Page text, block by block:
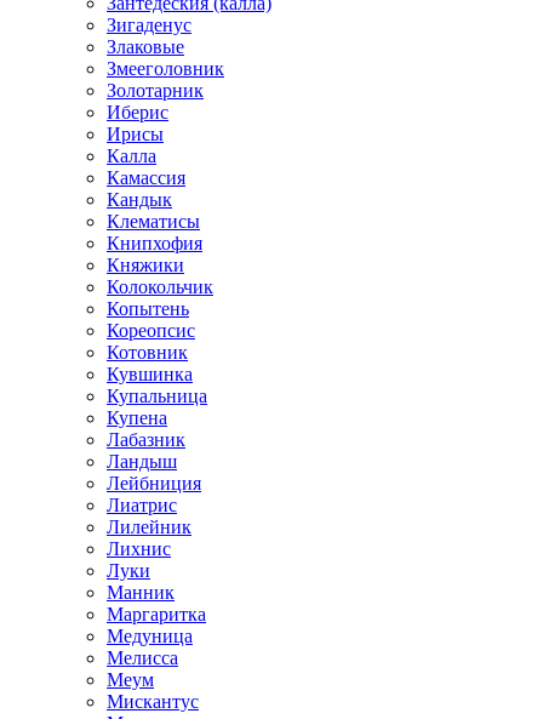
Зигаденус
Злаковые
Змееголовник
Золотарник
Иберис
Ирисы
Калла
Камассия
Кандык
Клематисы
Книпхофия
Княжики
Колокольчик
Копытень
Кореопсис
Котовник
Кувшинка
Купальница
Купена
Лабазник
Ландыш
Лейбниция
Лиатрис
Лилейник
Лихнис
Луки
Манник
Маргаритка
Медуница
Мелисса
Меум
Мискантус